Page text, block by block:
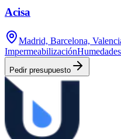
Acisa
Madrid, Barcelona,
ImpermeabilizaciónHumedades
Pedir presupuesto